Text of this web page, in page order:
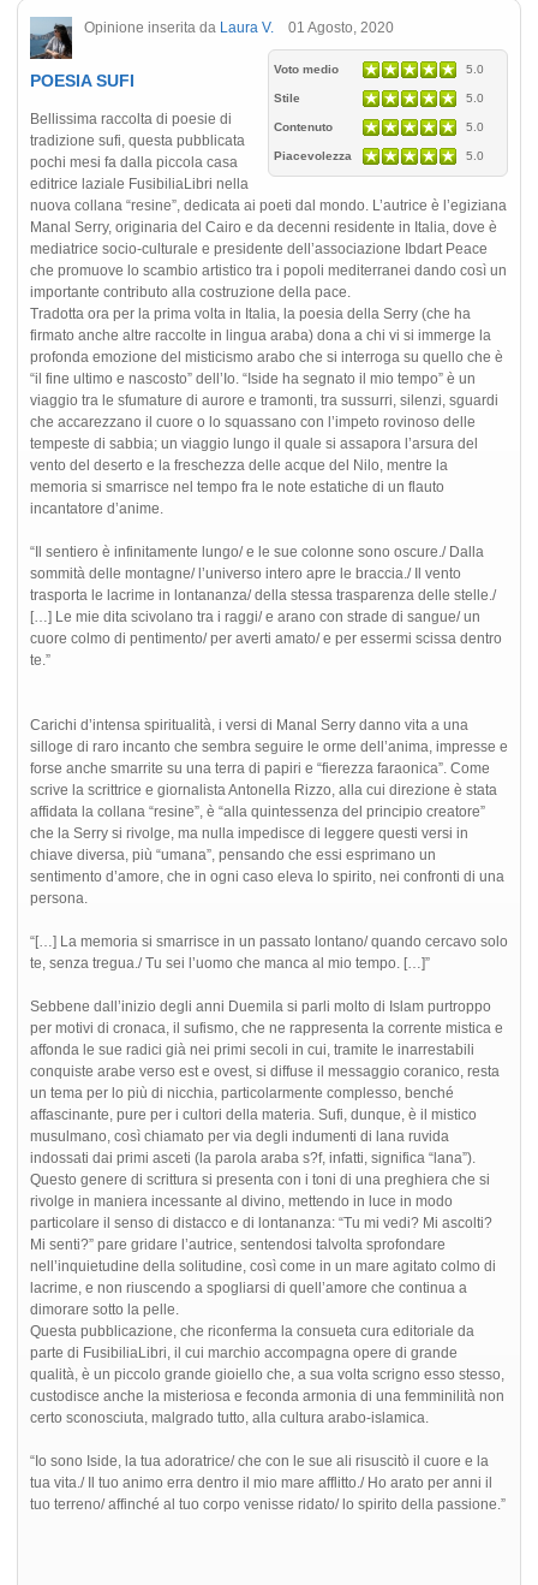
Opinione inserita da Laura V. 01 Agosto, 2020
Voto medio 5.0
Stile 5.0
Contenuto 5.0
Piacevolezza 5.0
POESIA SUFI
Bellissima raccolta di poesie di
tradizione sufi, questa pubblicata
pochi mesi fa dalla piccola casa
editrice laziale FusibiliaLibri nella
nuova collana “resine”, dedicata ai poeti dal mondo. L’autrice è l’egiziana
Manal Serry, originaria del Cairo e da decenni residente in Italia, dove è
mediatrice socio-culturale e presidente dell’associazione Ibdart Peace
che promuove lo scambio artistico tra i popoli mediterranei dando così un
importante contributo alla costruzione della pace.
Tradotta ora per la prima volta in Italia, la poesia della Serry (che ha
firmato anche altre raccolte in lingua araba) dona a chi vi si immerge la
profonda emozione del misticismo arabo che si interroga su quello che è
“il fine ultimo e nascosto” dell’Io. “Iside ha segnato il mio tempo” è un
viaggio tra le sfumature di aurore e tramonti, tra sussurri, silenzi, sguardi
che accarezzano il cuore o lo squassano con l’impeto rovinoso delle
tempeste di sabbia; un viaggio lungo il quale si assapora l’arsura del
vento del deserto e la freschezza delle acque del Nilo, mentre la
memoria si smarrisce nel tempo fra le note estatiche di un flauto
incantatore d’anime.
“Il sentiero è infinitamente lungo/ e le sue colonne sono oscure./ Dalla
sommità delle montagne/ l’universo intero apre le braccia./ Il vento
trasporta le lacrime in lontananza/ della stessa trasparenza delle stelle./
[…] Le mie dita scivolano tra i raggi/ e arano con strade di sangue/ un
cuore colmo di pentimento/ per averti amato/ e per essermi scissa dentro
te.”
Carichi d’intensa spiritualità, i versi di Manal Serry danno vita a una
silloge di raro incanto che sembra seguire le orme dell’anima, impresse e
forse anche smarrite su una terra di papiri e “fierezza faraonica”. Come
scrive la scrittrice e giornalista Antonella Rizzo, alla cui direzione è stata
affidata la collana “resine”, è “alla quintessenza del principio creatore”
che la Serry si rivolge, ma nulla impedisce di leggere questi versi in
chiave diversa, più “umana”, pensando che essi esprimano un
sentimento d’amore, che in ogni caso eleva lo spirito, nei confronti di una
persona.
“[…] La memoria si smarrisce in un passato lontano/ quando cercavo solo
te, senza tregua./ Tu sei l’uomo che manca al mio tempo. […]”
Sebbene dall’inizio degli anni Duemila si parli molto di Islam purtroppo
per motivi di cronaca, il sufismo, che ne rappresenta la corrente mistica e
affonda le sue radici già nei primi secoli in cui, tramite le inarrestabili
conquiste arabe verso est e ovest, si diffuse il messaggio coranico, resta
un tema per lo più di nicchia, particolarmente complesso, benché
affascinante, pure per i cultori della materia. Sufi, dunque, è il mistico
musulmano, così chiamato per via degli indumenti di lana ruvida
indossati dai primi asceti (la parola araba s?f, infatti, significa “lana”).
Questo genere di scrittura si presenta con i toni di una preghiera che si
rivolge in maniera incessante al divino, mettendo in luce in modo
particolare il senso di distacco e di lontananza: “Tu mi vedi? Mi ascolti?
Mi senti?” pare gridare l’autrice, sentendosi talvolta sprofondare
nell’inquietudine della solitudine, così come in un mare agitato colmo di
lacrime, e non riuscendo a spogliarsi di quell’amore che continua a
dimorare sotto la pelle.
Questa pubblicazione, che riconferma la consueta cura editoriale da
parte di FusibiliaLibri, il cui marchio accompagna opere di grande
qualità, è un piccolo grande gioiello che, a sua volta scrigno esso stesso,
custodisce anche la misteriosa e feconda armonia di una femminilità non
certo sconosciuta, malgrado tutto, alla cultura arabo-islamica.
“Io sono Iside, la tua adoratrice/ che con le sue ali risuscitò il cuore e la
tua vita./ Il tuo animo erra dentro il mio mare afflitto./ Ho arato per anni il
tuo terreno/ affinché al tuo corpo venisse ridato/ lo spirito della passione.”